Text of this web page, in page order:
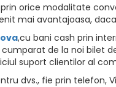
orice modalitate
mai avantajoasa,
,cu bani cash prin
de la noi bilet
suport clientilor al
dvs., fie prin telefon,